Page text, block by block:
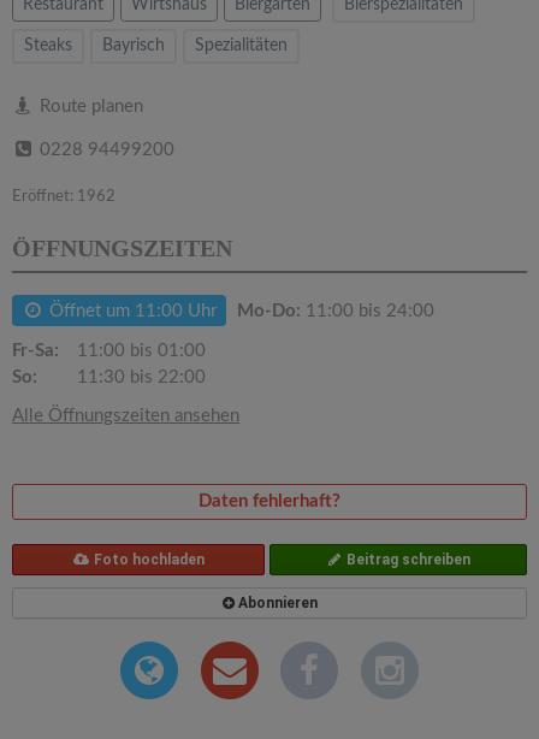
Restaurant Wirtshaus Biergarten Bierspezialitäten
Steaks Bayrisch Spezialitäten
Route planen
0228 94499200
Eröffnet: 1962
ÖFFNUNGSZEITEN
Öffnet um 11:00 Uhr Mo-Do: 11:00 bis 24:00
Fr-Sa:
11:00 bis 01:00
So:
11:30 bis 22:00
Alle Öffnungszeiten ansehen
Daten fehlerhaft?
Foto hochladen Beitrag schreiben
Abonnieren
a
t
i